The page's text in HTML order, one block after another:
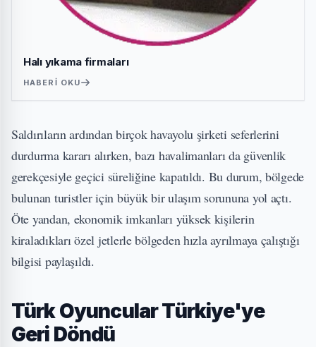
Halı yıkama firmaları
HABERI OKU
Saldırıların ardından birçok havayolu şirketi seferlerini
durdurma kararı alırken, bazı havalimanları da güvenlik
gerekçesiyle geçici süreliğine kapatıldı. Bu durum, bölgede
bulunan turistler için büyük bir ulaşım sorununa yol açtı.
Öte yandan, ekonomik imkanları yüksek kişilerin
kiraladıkları özel jetlerle bölgeden hızla ayrılmaya çalıştığı
bilgisi paylaşıldı.
Türk Oyuncular Türkiye'ye
Geri Döndü